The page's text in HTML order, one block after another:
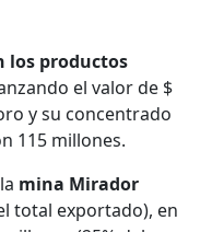
los productos
el valor de $
y su concentrado
115 millones.
mina Mirador
total exportado), en